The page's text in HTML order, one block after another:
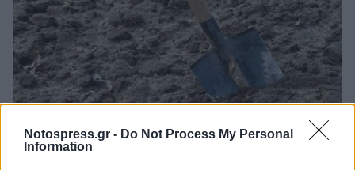
Notospress.gr - Do Not Process My Personal
Information
Πελοπόννησος